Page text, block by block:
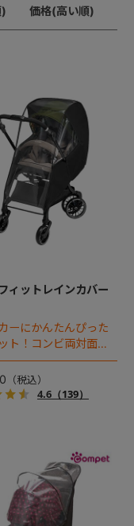
価格(高い順)
ィットレインカバー
ーにかんたんぴった
ト！コンビ両対面式A
カー専用のレインカ
だけでなく、冷たい
りからも赤ちゃんを
4.6（139）